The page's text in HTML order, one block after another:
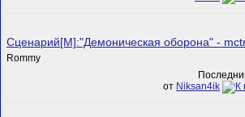
Сценарий[M]:"Демоническая оборона" -
Rommy
от Niksan4ik